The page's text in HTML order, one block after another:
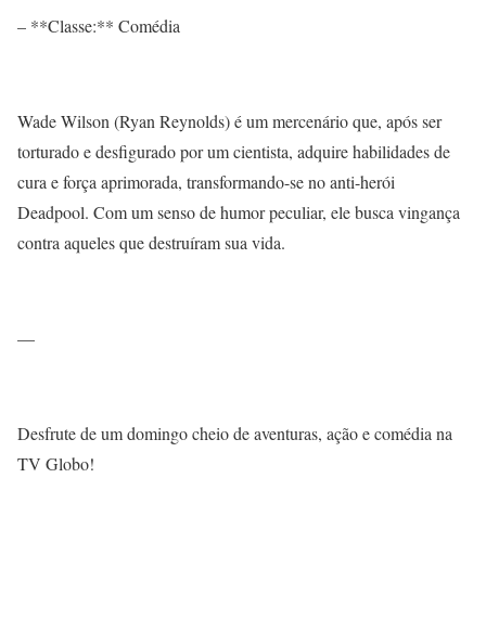
– **Classe:** Comédia
Wade Wilson (Ryan Reynolds) é um mercenário que, após ser
torturado e desfigurado por um cientista, adquire habilidades de
cura e força aprimorada, transformando-se no anti-herói
Deadpool. Com um senso de humor peculiar, ele busca vingança
contra aqueles que destruíram sua vida.
—
Desfrute de um domingo cheio de aventuras, ação e comédia na
TV Globo!